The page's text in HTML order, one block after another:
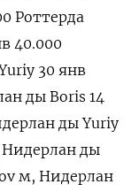
Роттерда
40.000
30 янв
ды Boris 14
ды Yuriy
Нидерлан ды
м, Нидерлан